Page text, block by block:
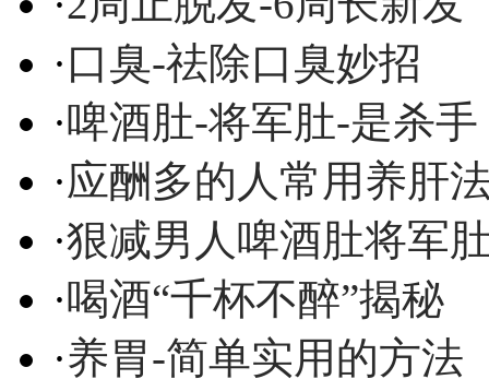
·口臭-祛除口臭妙招
·啤酒肚-将军肚-是杀手
·应酬多的人常用养肝
·狠减男人啤酒肚将军
·喝酒“千杯不醉”揭秘
·养胃-简单实用的方法